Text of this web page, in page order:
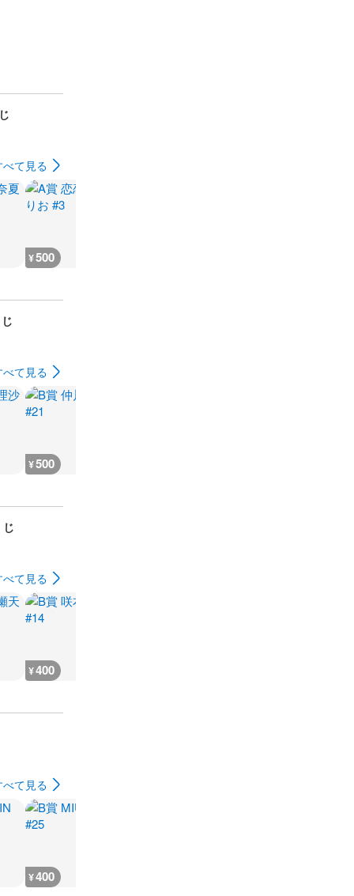
べて見る
¥500
べて見る
¥500
べて見る
¥400
べて見る
¥400